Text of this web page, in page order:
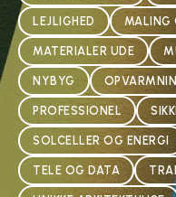
LEJLIGHED MALING
MATERIALER UDE
NYBYG
PROFESSIONEL
SOLCELLER OG ENERGI
TELE OG DATA